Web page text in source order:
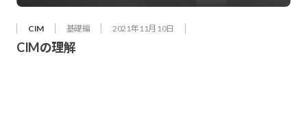
CIM 基礎編 2021年 11月 10日
CIMの理解